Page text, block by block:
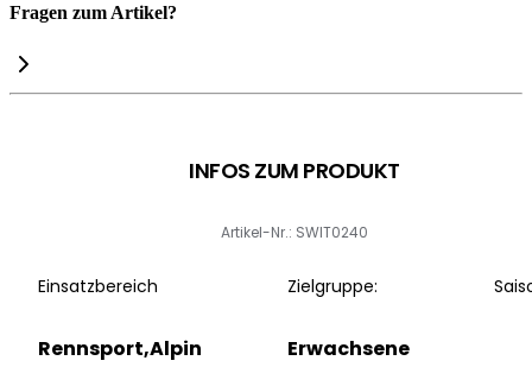
Fragen zum Artikel?
INFOS ZUM PRODUKT
Artikel-Nr.: SWIT0240
Einsatzbereich
Rennsport,Alpin
Zielgruppe:
Erwachsene